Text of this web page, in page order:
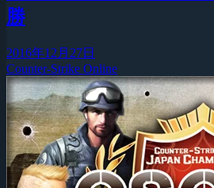
勝
2016年12月27日
Counter-Strike Online